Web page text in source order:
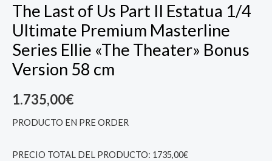
The Last of Us Part II Estatua 1/4
Ultimate Premium Masterline
Series Ellie «The Theater» Bonus
Version 58 cm
1.735,00€
PRODUCTO EN PRE ORDER
PRECIO TOTAL DEL PRODUCTO: 1735,00€
Ellie
"The
Theater"
Bonus
Version
cm
quantity